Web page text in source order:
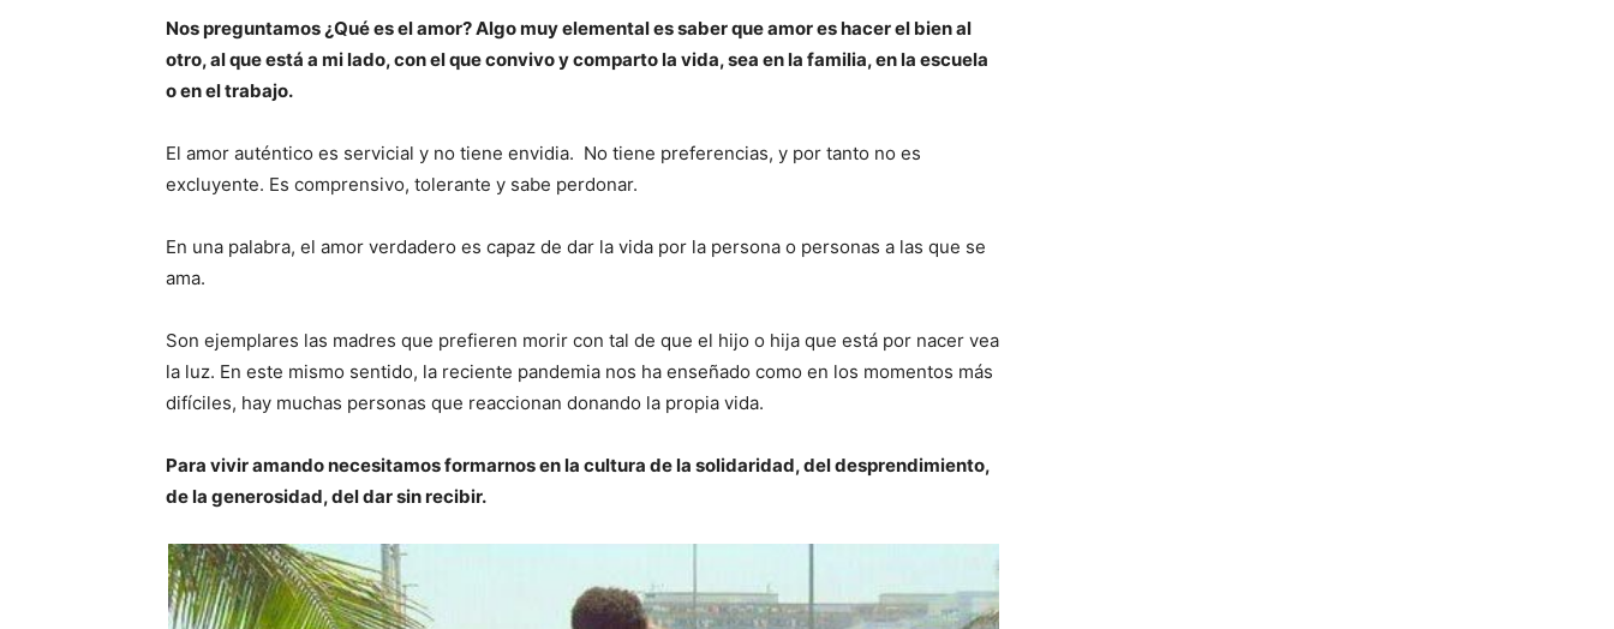
Nos preguntamos ¿Qué es el amor? Algo muy elemental es saber que amor es hacer el bien al
otro, al que está a mi lado, con el que convivo y comparto la vida, sea en la familia, en la escuela
o en el trabajo.
El amor auténtico es servicial y no tiene envidia. No tiene preferencias, y por tanto no es
excluyente. Es comprensivo, tolerante y sabe perdonar.
En una palabra, el amor verdadero es capaz de dar la vida por la persona o personas a las que se
ama.
Son ejemplares las madres que prefieren morir con tal de que el hijo o hija que está por nacer vea
la luz. En este mismo sentido, la reciente pandemia nos ha enseñado como en los momentos más
difíciles, hay muchas personas que reaccionan donando la propia vida.
Para vivir amando necesitamos formarnos en la cultura de la solidaridad, del desprendimiento,
de la generosidad, del dar sin recibir.